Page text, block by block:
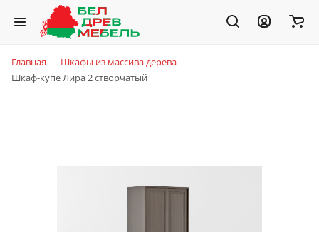
Главная
Шкафы из массива дерева
Шкаф-купе Лира 2 створчатый